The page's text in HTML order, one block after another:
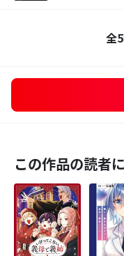
全
この作品の読者